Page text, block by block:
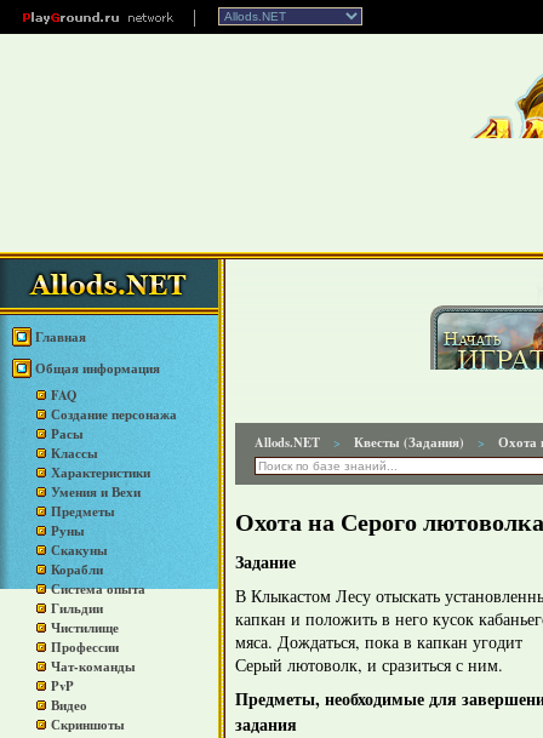
Главная
Общая информация
FAQ
Создание персонажа
Расы
Классы
Характеристики
Умения и Вехи
Предметы
Руны
Скакуны
Корабли
Система опыта
Гильдии
Чистилище
Профессии
Чат-команды
PvP
Видео
Скриншоты
Allods.NET > Квесты (Задания) > Охота
Охота на Серого лютоволка
Задание
В Клыкастом Лесу отыскать
капкан и положить в него кусок
мяса. Дождаться, пока в капкан угодит
Серый лютоволк, и сразиться с ним.
Предметы, необходимые для
задания